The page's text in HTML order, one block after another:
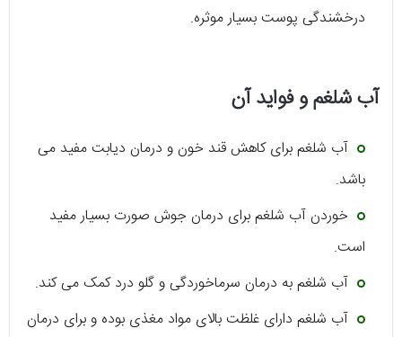
درخشندگی پوست بسیار موثره.
آب شلغم و فواید آن
آب شلغم برای کاهش قند خون و درمان دیابت مفید می
باشد.
خوردن آب شلغم برای درمان جوش صورت بسیار مفید
است.
آب شلغم به درمان سرماخوردگی و گلو درد کمک می کند.
آب شلغم دارای غلظت بالای مواد مغذی بوده و برای درمان